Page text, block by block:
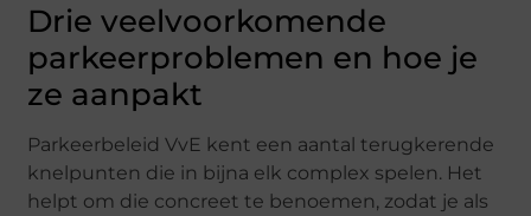
Drie veelvoorkomende
parkeerproblemen en hoe je
ze aanpakt
Parkeerbeleid VvE kent een aantal terugkerende
knelpunten die in bijna elk complex spelen. Het
helpt om die concreet te benoemen, zodat je als